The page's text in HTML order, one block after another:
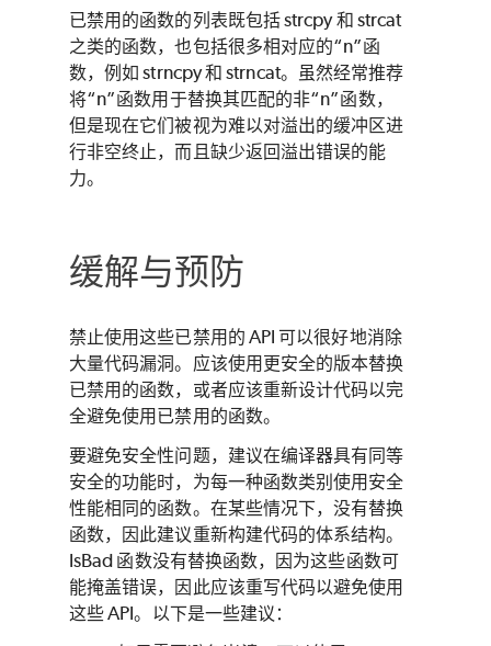
已禁用的函数的列表既包括 strcpy 和 strcat
之类的函数，也包括很多相对应的“n”函
数，例如 strncpy 和 strncat。虽然经常推荐
将“n”函数用于替换其匹配的非“n”函数，
但是现在它们被视为难以对溢出的缓冲区进
行非空终止，而且缺少返回溢出错误的能
力。
缓解与预防
禁止使用这些已禁用的 API 可以很好地消除
大量代码漏洞。应该使用更安全的版本替换
已禁用的函数，或者应该重新设计代码以完
全避免使用已禁用的函数。
要避免安全性问题，建议在编译器具有同等
安全的功能时，为每一种函数类别使用安全
性能相同的函数。在某些情况下，没有替换
函数，因此建议重新构建代码的体系结构。
IsBad 函数没有替换函数，因为这些函数可
能掩盖错误，因此应该重写代码以避免使用
这些 API。以下是一些建议：